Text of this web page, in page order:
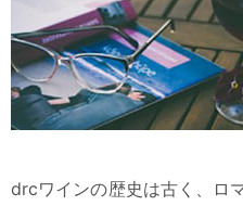
drcワインの歴史は古く、ロ